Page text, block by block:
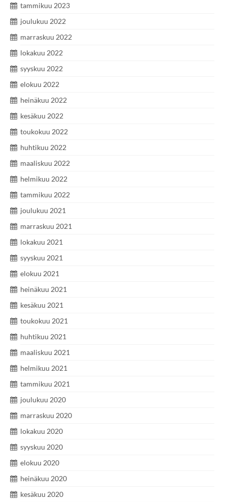
tammikuu 2023
joulukuu 2022
marraskuu 2022
lokakuu 2022
syyskuu 2022
elokuu 2022
heinäkuu 2022
kesäkuu 2022
toukokuu 2022
huhtikuu 2022
maaliskuu 2022
helmikuu 2022
tammikuu 2022
joulukuu 2021
marraskuu 2021
lokakuu 2021
syyskuu 2021
elokuu 2021
heinäkuu 2021
kesäkuu 2021
toukokuu 2021
huhtikuu 2021
maaliskuu 2021
helmikuu 2021
tammikuu 2021
joulukuu 2020
marraskuu 2020
lokakuu 2020
syyskuu 2020
elokuu 2020
heinäkuu 2020
kesäkuu 2020